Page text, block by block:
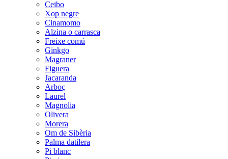
Ceibo
Xop negre
Cinamomo
Alzina o carrasca
Freixe comú
Ginkgo
Magraner
Figuera
Jacaranda
Arboç
Laurel
Magnolia
Olivera
Morera
Om de Sibèria
Palma datilera
Pi blanc